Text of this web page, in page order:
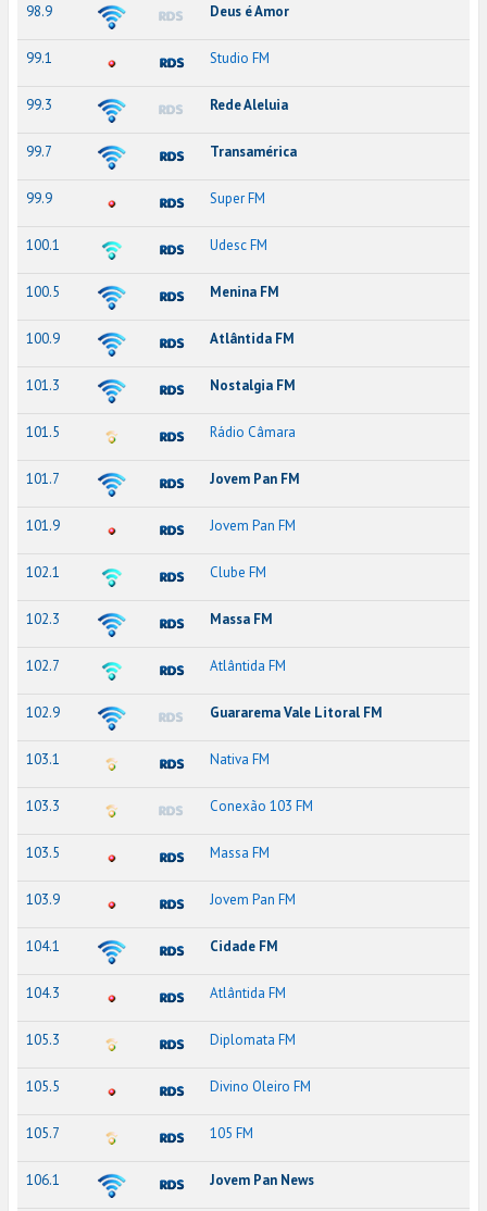
98.9 Deus é Amor
99.1 Studio FM
99.3 Rede Aleluia
99.7 Transamérica
99.9 Super FM
100.1 Udesc FM
100.5 Menina FM
100.9 Atlântida FM
101.3 Nostalgia FM
101.5 Rádio Câmara
101.7 Jovem Pan FM
101.9 Jovem Pan FM
102.1 Clube FM
102.3 Massa FM
102.7 Atlântida FM
102.9 Guararema Vale Litoral FM
103.1 Nativa FM
103.3 Conexão 103 FM
103.5 Massa FM
103.9 Jovem Pan FM
104.1 Cidade FM
104.3 Atlântida FM
105.3 Diplomata FM
105.5 Divino Oleiro FM
105.7 105 FM
106.1 Jovem Pan News